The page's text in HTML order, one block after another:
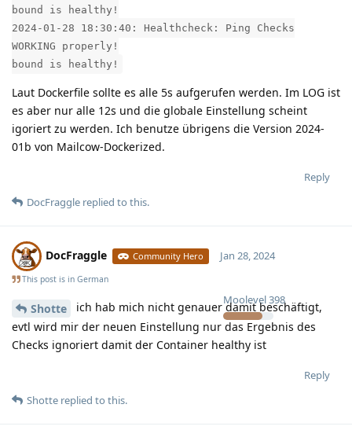
bound is healthy!
2024-01-28 18:30:40: Healthcheck: Ping Checks
WORKING properly!
bound is healthy!
Laut Dockerfile sollte es alle 5s aufgerufen werden. Im LOG ist
es aber nur alle 12s und die globale Einstellung scheint
igoriert zu werden. Ich benutze übrigens die Version 2024-
01b von Mailcow-Dockerized.
Reply
DocFraggle replied to this.
DocFraggle Community Hero
Moolevel398
Jan 28, 2024
This post is in German
Shotte
ich hab mich nicht genauer damit beschäftigt,
evtl wird mir der neuen Einstellung nur das Ergebnis des
Checks ignoriert damit der Container healthy ist
Reply
Shotte replied to this.